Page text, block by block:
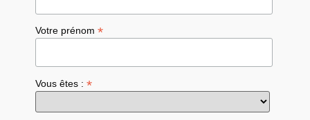
Votre prénom*
Vous êtes :*